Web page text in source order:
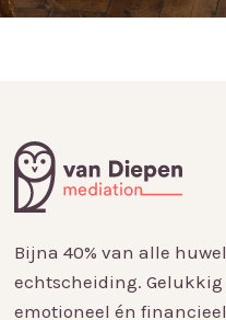
Bijna 40% van alle
echtscheiding.
emotioneel én